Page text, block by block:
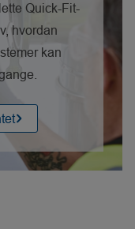
Quick-Fit-
hvordan
kan